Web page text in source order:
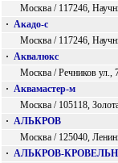
Москва / 117246,
· Акадо-с
Москва / 117246,
· Аквалюкс
Москва / Речников ул.,
· Аквамастер-м
Москва / 105118,
· АЛЬКРОВ
Москва / 125040,
· АЛЬКРОВ-